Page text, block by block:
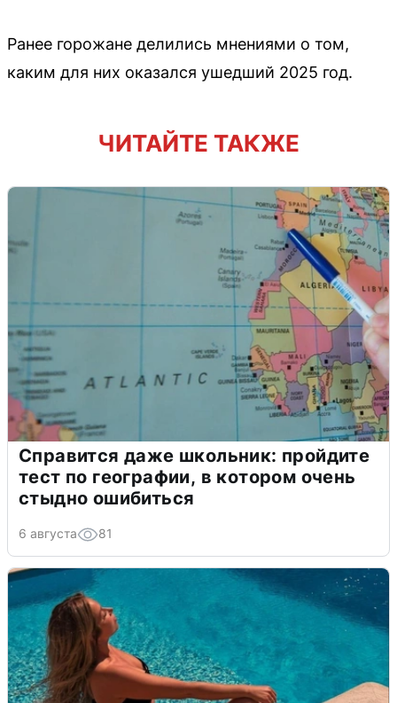
Ранее горожане делились мнениями о том,
каким для них оказался ушедший 2025 год.
ЧИТАЙТЕ ТАКЖЕ
Справится даже школьник: пройдите
тест по географии, в котором очень
стыдно ошибиться
6 августа 81